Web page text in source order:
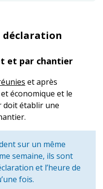
déclaration
et par chantier
et après
économique et le
doit établir une
sur un même
semaine, ils sont
et l’heure de
fois.